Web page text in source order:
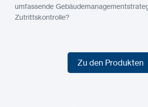
umfassende
Zutrittskontrolle?
Zu den Produkten